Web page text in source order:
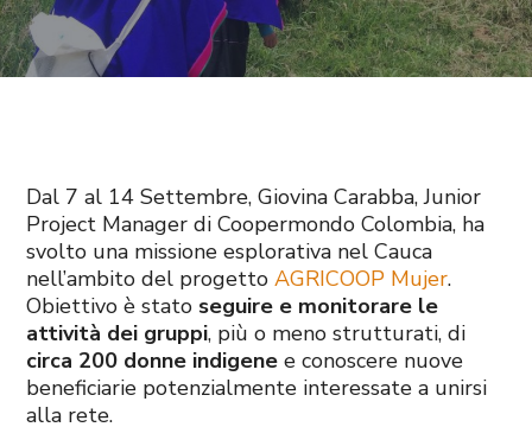
Dal 7 al 14 Settembre, Giovina Carabba, Junior
Project Manager di Coopermondo Colombia, ha
svolto una missione esplorativa nel Cauca
nell’ambito del progettoAGRICOOP Mujer.
Obiettivo è stato seguire e monitorare le
attività dei gruppi, più o meno strutturati, di
circa 200 donne indigene e conoscere nuove
beneficiarie potenzialmente interessate a unirsi
alla rete.